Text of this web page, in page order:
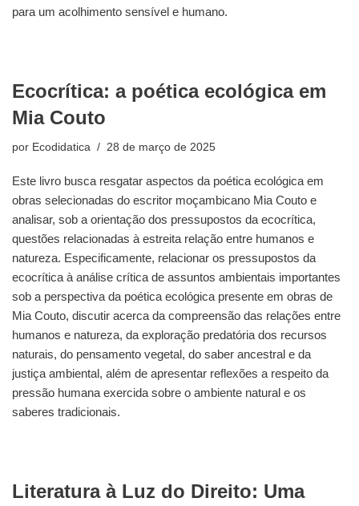
para um acolhimento sensível e humano.
Ecocrítica: a poética ecológica em
Mia Couto
por Ecodidatica 28 de março de 2025
Este livro busca resgatar aspectos da poética ecológica em
obras selecionadas do escritor moçambicano Mia Couto e
analisar, sob a orientação dos pressupostos da ecocrítica,
questões relacionadas à estreita relação entre humanos e
natureza. Especificamente, relacionar os pressupostos da
ecocrítica à análise crítica de assuntos ambientais importantes
sob a perspectiva da poética ecológica presente em obras de
Mia Couto, discutir acerca da compreensão das relações entre
humanos e natureza, da exploração predatória dos recursos
naturais, do pensamento vegetal, do saber ancestral e da
justiça ambiental, além de apresentar reflexões a respeito da
pressão humana exercida sobre o ambiente natural e os
saberes tradicionais.
Literatura à Luz do Direito: Uma